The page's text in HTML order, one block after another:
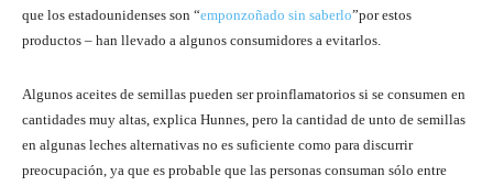
que los estadounidenses son “emponzoñado sin saberlo”por estos
productos – han llevado a algunos consumidores a evitarlos.
Algunos aceites de semillas pueden ser proinflamatorios si se consumen en
cantidades muy altas, explica Hunnes, pero la cantidad de unto de semillas
en algunas leches alternativas no es suficiente como para discurrir
preocupación, ya que es probable que las personas consuman sólo entre